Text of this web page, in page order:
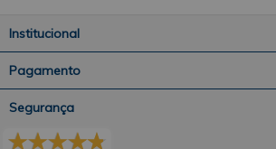
Institucional
Pagamento
Segurança